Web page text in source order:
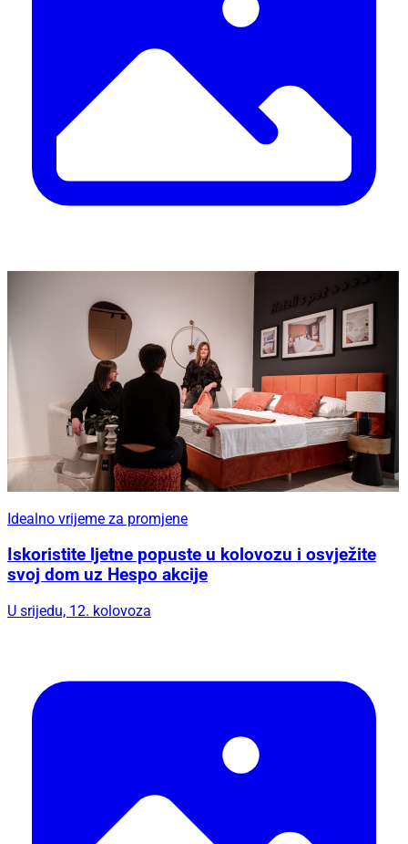
Idealno vrijeme za promjene
Iskoristite ljetne popuste u kolovozu i osvježite
svoj dom uz Hespo akcije
U srijedu, 12. kolovoza